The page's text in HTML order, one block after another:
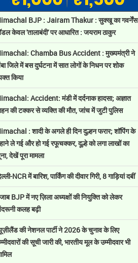
BJP : Jairam Thakur : सुक्खू का गवर्नेंस
केवल 'तालाबंदी' पर आधारित : जयराम ठाकुर
Chamba Bus Accident : मुख्यमंत्री ने
जिले में बस दुर्घटना में सात लोगों के निधन पर शोक
किया
Accident: मंडी में दर्दनाक हादसा; अज्ञात
की टक्कर से व्यक्ति की मौत, जांच में जुटी पुलिस
: शादी के अगले ही दिन दुल्हन फरार; शॉपिंग के
ले गई और हो गई रफूचक्कर, दूल्हे को लगा लाखों का
देखें पूरा मामला
NCR में बारिश, पार्किंग की दीवार गिरी, 8 गाड़ियां दबीं
BJP में नए ज़िला अध्यक्षों की नियुक्ति को लेकर
कलह बढ़ी
की नेशनल पार्टी ने 2026 के चुनाव के लिए
की सूची जारी की, भारतीय मूल के उम्मीदवार भी